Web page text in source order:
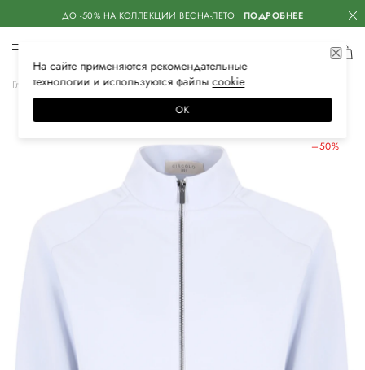
ДО -50% НА КОЛЛЕКЦИИ ВЕСНА-ЛЕТО ПОДРОБНЕЕ
Главная Женская Одежда Спортивная одежда
–50%
На сайте применяются рекомендательные
технологии и используются файлысооkiе
ОК